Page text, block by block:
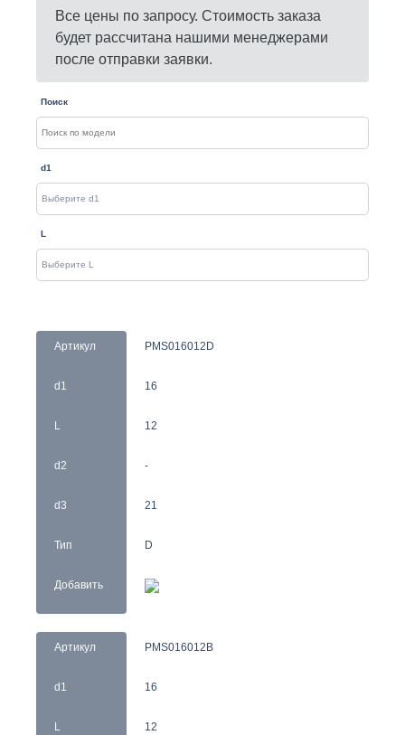
Все цены по запросу. Стоимость заказа
будет рассчитана нашими менеджерами
после отправки заявки.
Поиск
d1
L
Артикул
d1
L
d2
d3
Тип
Добавить
PMS016012D
16
12
-
21
D
Артикул
d1
L
PMS016012B
16
12